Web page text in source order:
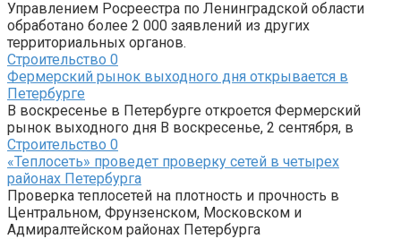
Управлением Росреестра по Ленинградской области
обработано более 2 000 заявлений из других
территориальных органов.
Строительство 0
Фермерский рынок выходного дня открывается в
Петербурге
В воскресенье в Петербурге откроется Фермерский
рынок выходного дня В воскресенье, 2 сентября, в
Строительство 0
«Теплосеть» проведет проверку сетей в четырех
районах Петербурга
Проверка теплосетей на плотность и прочность в
Центральном, Фрунзенском, Московском и
Адмиралтейском районах Петербурга